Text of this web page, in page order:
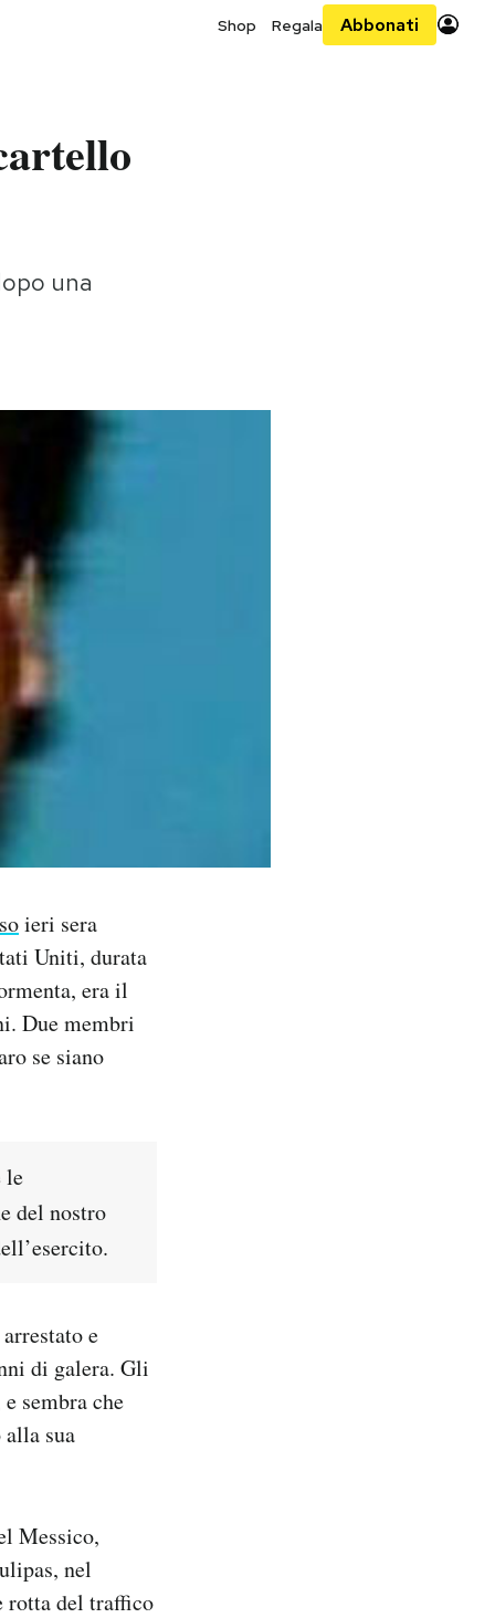
Shop Regala Abbonati
una
ieri sera
Uniti, durata
era il
Due membri
se siano
le
del nostro
e
di galera. Gli
sembra che
sua
Messico,
nel
rotta del traffico